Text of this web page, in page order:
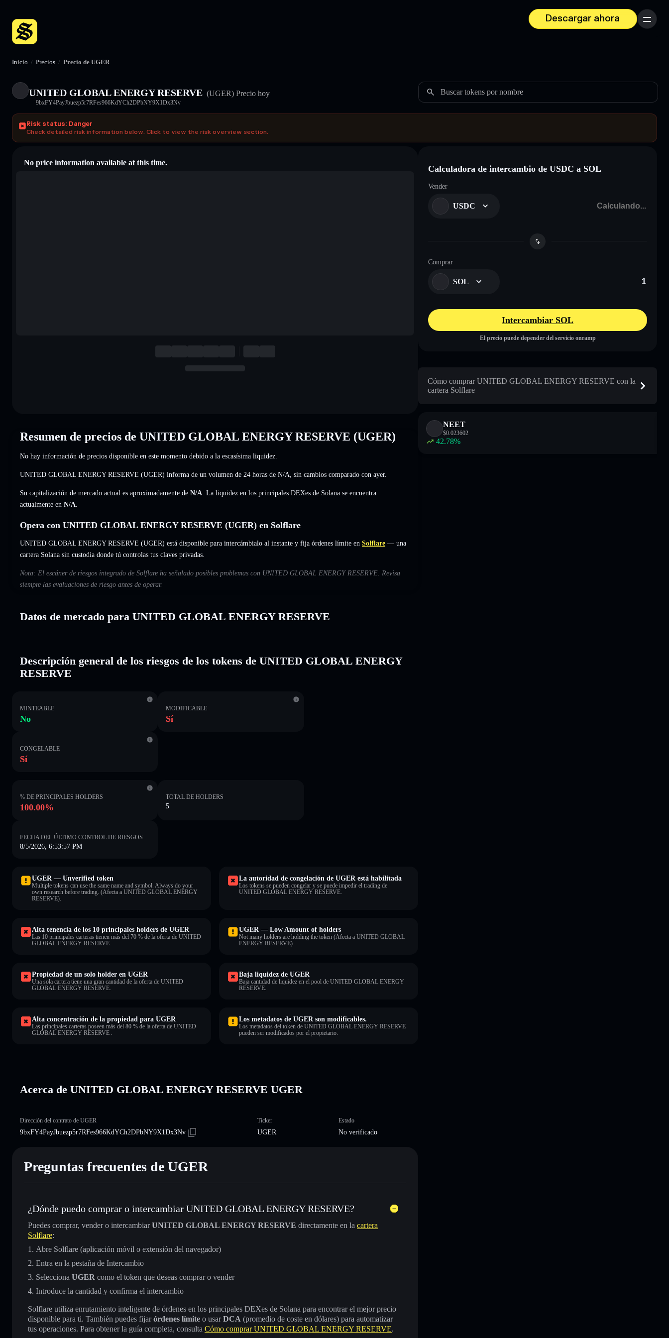
Descargar ahora
Menú
Inicio / Precios / Precio de UGER
UNITED GLOBAL ENERGY RESERVE (UGER) Precio hoy
9bxFY4PayJbuezp5r7RFes966KdYCh2DPbNY9X1Dx3Nv
Buscar tokens por nombre
Risk status: Danger
Check detailed risk information below. Click to view the risk overview section.
No price information available at this time.
Resumen de precios de UNITED GLOBAL ENERGY RESERVE (UGER)
No hay información de precios disponible en este momento debido a la escasísima liquidez.
UNITED GLOBAL ENERGY RESERVE (UGER) informa de un volumen de 24 horas de N/A sin cambios comparado con ayer.
Su capitalización de mercado actual es aproximadamente de N/A . La liquidez en los principales DEXes de Solana se encuentra
actualmente en N/A
Opera con UNITED GLOBAL ENERGY RESERVE (UGER) en Solflare
UNITED GLOBAL ENERGY RESERVE (UGER) está disponible para intercámbialo al instante y fija órdenes límite en Solflare — una
cartera Solana sin custodia donde tú controlas tus claves privadas.
Nota: El escáner de riesgos integrado de Solflare ha señalado posibles problemas con UNITED GLOBAL ENERGY RESERVE. Revisa
siempre las evaluaciones de riesgo antes de operar.
Datos de mercado para UNITED GLOBAL ENERGY RESERVE
Descripción general de los riesgos de los tokens de UNITED GLOBAL ENERGY
RESERVE
MINTEABLE
No
MODIFICABLE
Sí
CONGELABLE
Sí
% DE PRINCIPALES HOLDERS
100.00%
TOTAL DE HOLDERS
5
FECHA DEL ÚLTIMO CONTROL DE RIESGOS
8/5/2026, 6:53:57 PM
UGER — Unverified token
Multiple tokens can use the same name and symbol. Always do your
own research before trading. (Afecta a UNITED GLOBAL ENERGY
RESERVE).
La autoridad de congelación de UGER está habilitada
Los tokens se pueden congelar y se puede impedir el trading de
UNITED GLOBAL ENERGY RESERVE.
Alta tenencia de los 10 principales holders de UGER
Las 10 principales carteras tienen más del 70 % de la oferta de UNITED
GLOBAL ENERGY RESERVE.
UGER — Low Amount of holders
Not many holders are holding the token (Afecta a UNITED GLOBAL
ENERGY RESERVE).
Propiedad de un solo holder en UGER
Una sola cartera tiene una gran cantidad de la oferta de UNITED
GLOBAL ENERGY RESERVE.
Baja liquidez de UGER
Baja cantidad de liquidez en el pool de UNITED GLOBAL ENERGY
RESERVE.
Alta concentración de la propiedad para UGER
Las principales carteras poseen más del 80 % de la oferta de UNITED
GLOBAL ENERGY RESERVE .
Los metadatos de UGER son modificables.
Los metadatos del token de UNITED GLOBAL ENERGY RESERVE
pueden ser modificados por el propietario.
Acerca de UNITED GLOBAL ENERGY RESERVE UGER
Dirección del contrato de UGER
9bxFY4PayJbuezp5r7RFes966KdYCh2DPbNY9X1Dx3Nv
Ticker
UGER
Estado
No verificado
Preguntas frecuentes de UGER
¿Dónde puedo comprar o intercambiar UNITED GLOBAL ENERGY RESERVE?
Puedes comprar, vender o intercambiarUNITED GLOBAL ENERGY RESERVE directamente en la cartera
Solflare:
Abre Solflare (aplicación móvil o extensión del navegador)
Entra en la pestaña de Intercambio
Selecciona UGER como el token que deseas comprar o vender
Introduce la cantidad y confirma el intercambio
Solflare utiliza enrutamiento inteligente de órdenes en los principales DEXes de Solana para encontrar el mejor precio
disponible para ti. También puedes fijarórdenes límite o usarDCA (promedio de coste en dólares) para automatizar
tus operaciones. Para obtener la guía completa, consulta Cómo comprar UNITED GLOBAL ENERGY RESERVE.
Calculadora de intercambio de USDC a SOL
Vender
USDC
Comprar
SOL
Intercambiar SOL
El precio puede depender del servicio onramp
Cómo comprar UNITED GLOBAL ENERGY RESERVE con la
cartera Solflare
NEET
$0.023602
42.78%